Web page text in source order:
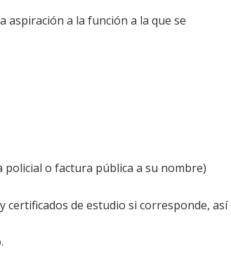
aspiración a la función a la que se
policial o factura pública a su nombre)
certificados de estudio si corresponde, así